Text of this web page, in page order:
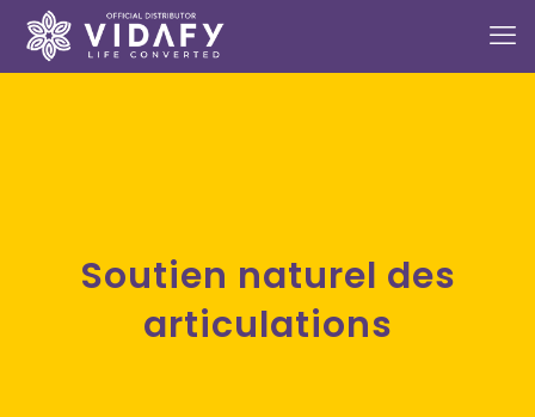
Soutien naturel des
articulations